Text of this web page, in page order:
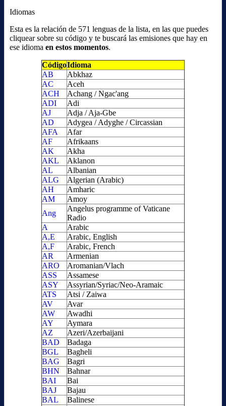
Idiomas
Esta es la relación de 571 lenguas de la lista, en las que puedes
cliquear sobre su código y te buscará las emisiones que hay en
ese idioma en estos momentos.
CódigoIdioma
AB
Abkhaz
AC
Aceh
ACH
Achang / Ngac'ang
ADI
Adi
AJ
Adja / Aja-Gbe
AD
Adygea / Adyghe / Circassian
AFA
Afar
AF
Afrikaans
AK
Akha
AKL
Aklanon
AL
Albanian
ALG
Algerian (Arabic)
AH
Amharic
AM
Amoy
Ang
Angelus programme of Vaticane
Radio
A
Arabic
A,E
Arabic, English
A,F
Arabic, French
AR
Armenian
ARO
Aromanian/Vlach
ASS
Assamese
ASY
Assyrian/Syriac/Neo-Aramaic
ATS
Atsi / Zaiwa
AV
Avar
AW
Awadhi
AY
Aymara
AZ
Azeri/Azerbaijani
BAD
Badaga
BGL
Bagheli
BAG
Bagri
BHN
Bahnar
BAI
Bai
BAJ
Bajau
BAL
Balinese